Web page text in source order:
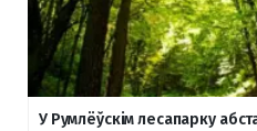
У Румлёўскім лесапарку